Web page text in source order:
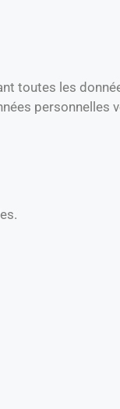
toutes les
personnelles